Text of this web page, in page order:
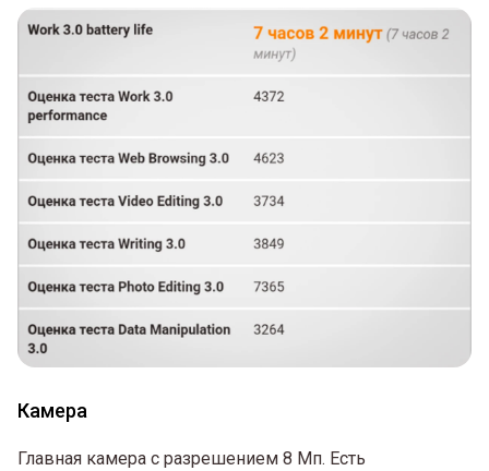
Камера
Главная камера с разрешением 8 Мп. Есть